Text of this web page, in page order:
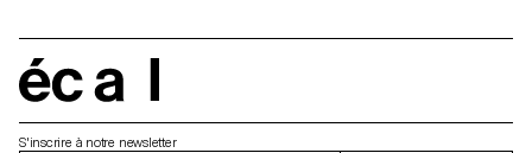
S'inscrire à notre newsletter